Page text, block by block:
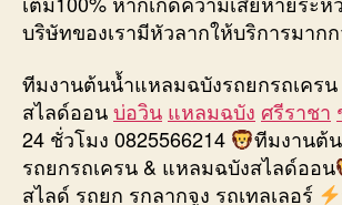
บริษัทของเรามีหัวลากให้บริการมาก
ทีมงานต้นน้ำแหลมฉบังรถยกรถเคร
สไลด์ออนบ่อวิน แหลมฉบัง ศรีราชา
24 ชั่วโมง 0825566214
ทีมงานต้
รถยกรถเครน & แหลมฉบังสไลด์ออน
สไลด์ รถยก รกลากจูง รถเทลเลอร์